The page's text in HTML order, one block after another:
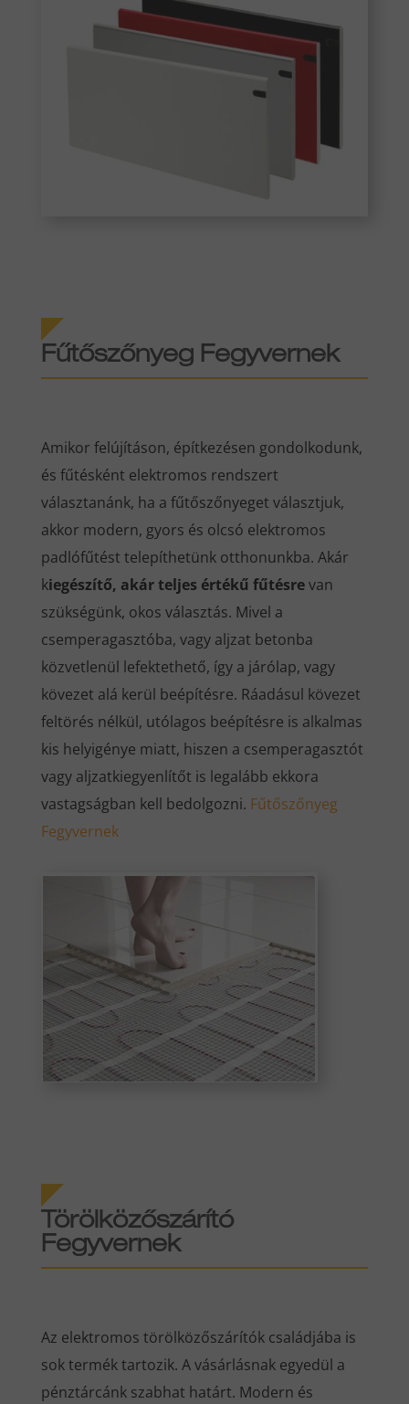
Fűtőszőnyeg Fegyvernek
Amikor felújításon, építkezésen gondolkodunk,
és fűtésként elektromos rendszert
választanánk, ha a fűtőszőnyeget választjuk,
akkor modern, gyors és olcsó elektromos
padlófűtést telepíthetünk otthonunkba. Akár
kiegészítő, akár teljes értékű fűtésrevan
szükségünk, okos választás. Mivel a
csemperagasztóba, vagy aljzat betonba
közvetlenül lefektethető, így a járólap, vagy
kövezet alá kerül beépítésre. Ráadásul kövezet
feltörés nélkül, utólagos beépítésre is alkalmas
kis helyigénye miatt, hiszen a csemperagasztót
vagy aljzatkiegyenlítőt is legalább ekkora
vastagságban kell bedolgozni. Fűtőszőnyeg
Fegyvernek
Törölközőszárító
Fegyvernek
Az elektromos törölközőszárítók családjába is
sok termék tartozik. A vásárlásnak egyedül a
pénztárcánk szabhat határt. Modern és